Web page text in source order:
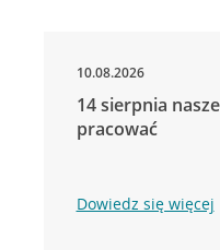
10.08.2026
14 sierpnia
pracować
Dowiedz się więcej